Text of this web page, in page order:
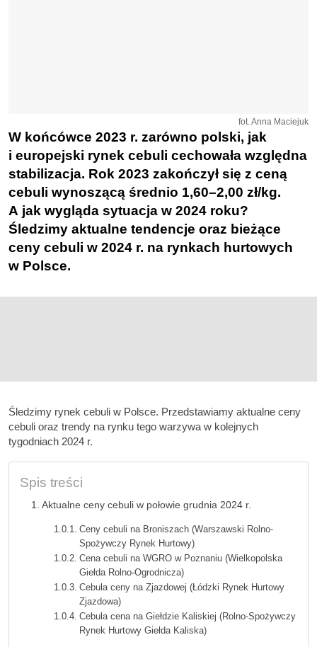
fot. Anna Maciejuk
W końcówce 2023 r. zarówno polski, jak
i europejski rynek cebuli cechowała względna
stabilizacja. Rok 2023 zakończył się z ceną
cebuli wynoszącą średnio 1,60–2,00 zł/kg.
A jak wygląda sytuacja w 2024 roku?
Śledzimy aktualne tendencje oraz bieżące
ceny cebuli w 2024 r. na rynkach hurtowych
w Polsce.
Śledzimy rynek cebuli w Polsce. Przedstawiamy aktualne ceny
cebuli oraz trendy na rynku tego warzywa w kolejnych
tygodniach 2024 r.
Spis treści
Aktualne ceny cebuli w połowie grudnia 2024 r.
Ceny cebuli na Broniszach (Warszawski Rolno-
Spożywczy Rynek Hurtowy)
Cena cebuli na WGRO w Poznaniu (Wielkopolska
Giełda Rolno-Ogrodnicza)
Cebula ceny na Zjazdowej (Łódzki Rynek Hurtowy
Zjazdowa)
Cebula cena na Giełdzie Kaliskiej (Rolno-Spożywczy
Rynek Hurtowy Giełda Kaliska)